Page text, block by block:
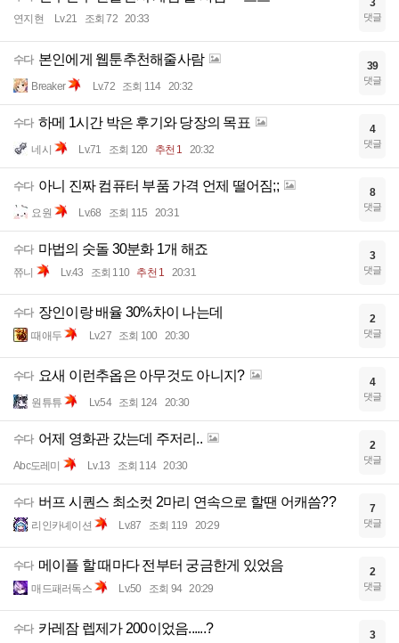
연지현 Lv.21 조회 72 20:33
3
댓글
수다 본인에게 웹툰추천해줄사람
Breaker Lv.72 조회 114 20:32
39
댓글
수다 하메 1시간 박은 후기와 당장의 목표
네시 Lv.71 조회 120 추천 1 20:32
4
댓글
수다 아니 진짜 컴퓨터 부품 가격 언제 떨어짐;;
요원 Lv.68 조회 115 20:31
8
댓글
수다 마법의 숫돌 30분화 1개 해죠
쮸니 Lv.43 조회 110 추천 1 20:31
3
댓글
수다 장인이랑 배율 30%차이 나는데
때애두 Lv.27 조회 100 20:30
2
댓글
수다 요새 이런추옵은 아무것도 아니지?
원튜튜 Lv.54 조회 124 20:30
4
댓글
수다 어제 영화관 갔는데 주저리..
Abc도레미 Lv.13 조회 114 20:30
2
댓글
수다 버프 시퀀스 최소컷 2마리 연속으로 할땐 어캐씀??
리인카녜이션 Lv.87 조회 119 20:29
7
댓글
수다 메이플 할 때마다 전부터 궁금한게 있었음
매드패러독스 Lv.50 조회 94 20:29
2
댓글
수다 카레잠 렙제가 200이었음......? 3